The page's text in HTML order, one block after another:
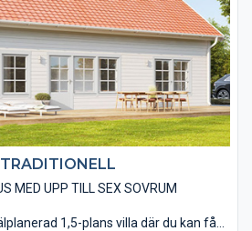
mm för att skapa just din
MED UPP TILL SEX SOVRUM
1,5-plans villa där du kan få